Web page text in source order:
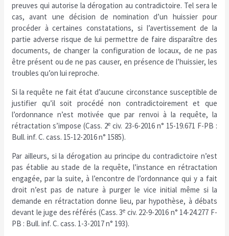
preuves qui autorise la dérogation au contradictoire. Tel sera le
cas, avant une décision de nomination d’un huissier pour
procéder à certaines constatations, si l’avertissement de la
partie adverse risque de lui permettre de faire disparaître des
documents, de changer la configuration de locaux, de ne pas
être présent ou de ne pas causer, en présence de l’huissier, les
troubles qu’on lui reproche.
Si la requête ne fait état d’aucune circonstance susceptible de
justifier qu’il soit procédé non contradictoirement et que
l’ordonnance n’est motivée que par renvoi à la requête, la
rétractation s’impose (Cass. 2e civ. 23-6-2016 n° 15-19.671 F-PB :
Bull. inf. C. cass. 15-12-2016 n° 1585).
Par ailleurs, si la dérogation au principe du contradictoire n’est
pas établie au stade de la requête, l’instance en rétractation
engagée, par la suite, à l’encontre de l’ordonnance qui y a fait
droit n’est pas de nature à purger le vice initial même si la
demande en rétractation donne lieu, par hypothèse, à débats
devant le juge des référés (Cass. 3e civ. 22-9-2016 n° 14-24.277 F-
PB : Bull. inf. C. cass. 1-3-2017 n° 193).